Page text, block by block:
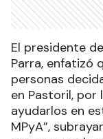
El presidente
Parra, enfatizó
personas
en Pastoril,
ayudarlos en
MPyA”,